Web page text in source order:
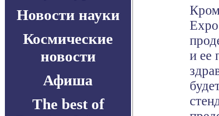
Новости науки
Космические
новости
Афиша
The best of
и ее